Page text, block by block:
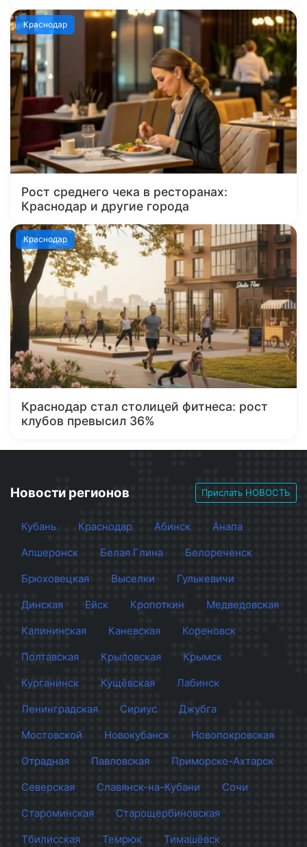
Краснодар
Рост среднего чека в ресторанах:
Краснодар и другие города
Краснодар
Краснодар стал столицей фитнеса: рост
клубов превысил 36%
Новости регионов Прислать НОВОСТЬ
Кубань Краснодар Абинск
Анапа
Апшеронск
Белая Глина
Белореченск
Брюховецкая
Выселки
Гулькевичи
Динская
Ейск Кропоткин
Медведовская
Калининская
Каневская
Кореновск
Полтавская
Крыловская
Крымск
Курганинск
Кущёвская
Лабинск
Ленинградская
Сириус
Джубга
Мостовской
Новокубанск
Новопокровская
Отрадная
Павловская
Приморско-Ахтарск
Северская
Славянск-на-Кубани
Сочи
Староминская
Старощербиновская
Тбилисская
Темрюк Тимашёвск